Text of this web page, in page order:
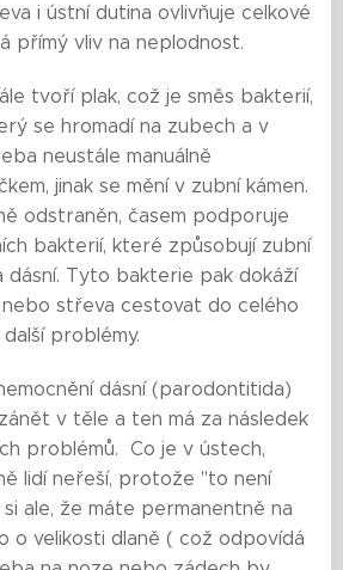
i ústní dutina ovlivňuje celkové
přímý vliv na neplodnost.
tvoří plak, což je směs bakterií,
se hromadí na zubech a v
neustále manuálně
jinak se mění v zubní kámen.
odstraněn, časem podporuje
bakterií, které způsobují zubní
dásní. Tyto bakterie pak dokáží
střeva cestovat do celého
problémy.
dásní (parodontitida)
v těle a ten má za následek
problémů. Co je v ústech,
lidí neřeší, protože "to není
ale, že máte permanentně na
o velikosti dlaně ( což odpovídá